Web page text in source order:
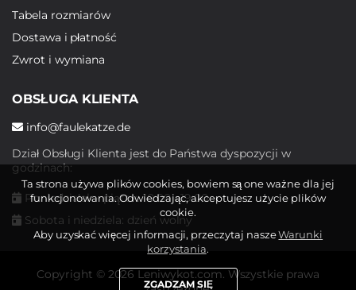
Tabela rozmiarów
Dostawa i płatność
Zwrot i wymiana
OBSŁUGA KLIENTA
info@faulekatze.de
Dział Obsługi Klienta jest do Państwa dyspozycji w
godzinach:
Poniedziałek - piątek: 10:00 - 19:00
Sobota i niedziela: dzień wolny
Copyright © 2026 Leniwykot.com. Wszystkie prawa
Ta strona używa plików cookies, bowiem są one ważne dla jej
funkcjonowania. Odwiedzając, akceptujesz użycie plików
cookie.
Aby uzyskać więcej informacji, przeczytaj naszeWarunki
korzystania.
ZGADZAM SIĘ